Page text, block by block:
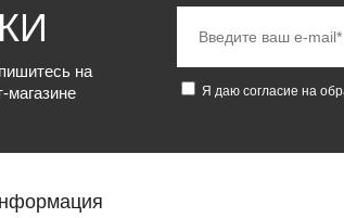
на
магазине
Я даю согласие на